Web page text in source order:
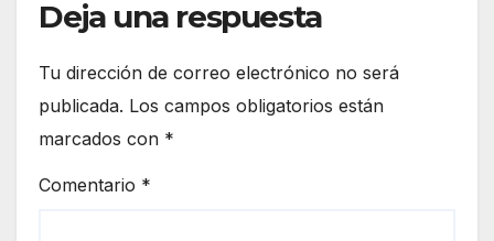
Deja una respuesta
Tu dirección de correo electrónico no será
publicada. Los campos obligatorios están
marcados con *
Comentario *